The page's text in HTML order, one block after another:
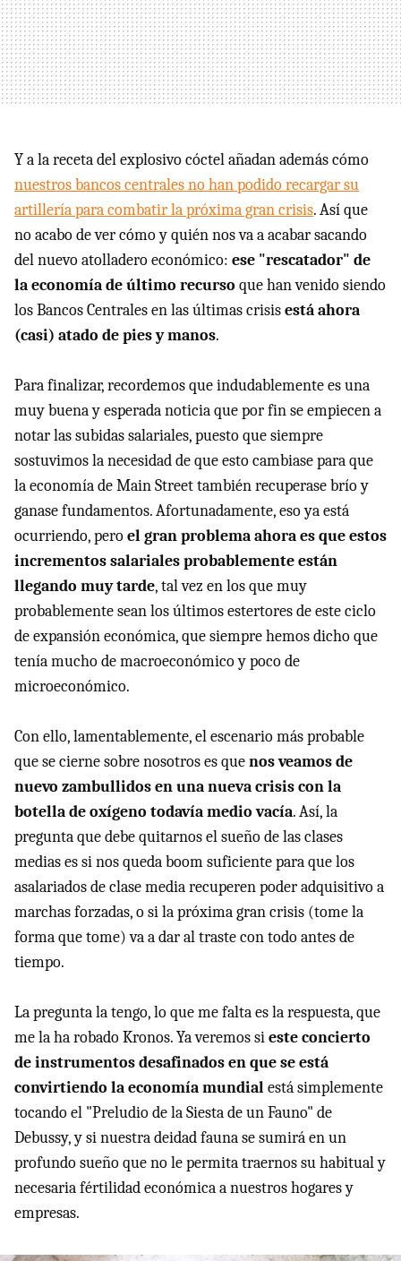
Y a la receta del explosivo cóctel añadan además cómo
nuestros bancos centrales no han podido recargar su
artillería para combatir la próxima gran crisis. Así que
no acabo de ver cómo y quién nos va a acabar sacando
del nuevo atolladero económico: ese "rescatador" de
la economía de último recurso que han venido siendo
los Bancos Centrales en las últimas crisisestá ahora
(casi) atado de pies y manos.
Para finalizar, recordemos que indudablemente es una
muy buena y esperada noticia que por fin se empiecen a
notar las subidas salariales, puesto que siempre
sostuvimos la necesidad de que esto cambiase para que
la economía de Main Street también recuperase brío y
ganase fundamentos. Afortunadamente, eso ya está
ocurriendo, peroel gran problema ahora es que estos
incrementos salariales probablemente están
llegando muy tarde, tal vez en los que muy
probablemente sean los últimos estertores de este ciclo
de expansión económica, que siempre hemos dicho que
tenía mucho de macroeconómico y poco de
microeconómico.
Con ello, lamentablemente, el escenario más probable
que se cierne sobre nosotros es quenos veamos de
nuevo zambullidos en una nueva crisis con la
botella de oxígeno todavía medio vacía. Así, la
pregunta que debe quitarnos el sueño de las clases
medias es si nos queda boom suficiente para que los
asalariados de clase media recuperen poder adquisitivo a
marchas forzadas, o si la próxima gran crisis (tome la
forma que tome) va a dar al traste con todo antes de
tiempo.
La pregunta la tengo, lo que me falta es la respuesta, que
me la ha robado Kronos. Ya veremos sieste concierto
de instrumentos desafinados en que se está
convirtiendo la economía mundialestá simplemente
tocando el "Preludio de la Siesta de un Fauno" de
Debussy, y si nuestra deidad fauna se sumirá en un
profundo sueño que no le permita traernos su habitual y
necesaria fértilidad económica a nuestros hogares y
empresas.